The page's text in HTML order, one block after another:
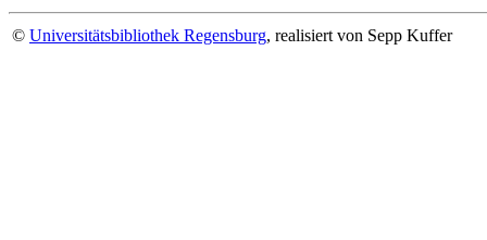
© Universitätsbibliothek Regensburg, realisiert von Sepp Kuffer